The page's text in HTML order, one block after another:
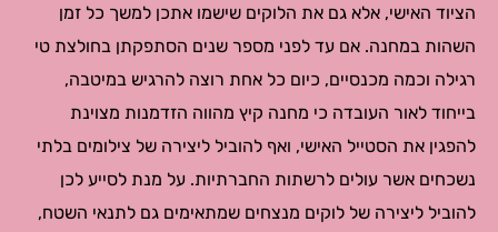
הציוד האישי, אלא גם את הלוקים שישמו אתכן למשך כל זמן
השהות במחנה. אם עד לפני מספר שנים הסתפקתן בחולצת טי
רגילה וכמה מכנסיים, כיום כל אחת רוצה להרגיש במיטבה,
בייחוד לאור העובדה כי מחנה קיץ מהווה הזדמנות מצוינת
להפגין את הסטייל האישי, ואף להוביל ליצירה של צילומים בלתי
נשכחים אשר עולים לרשתות החברתיות. על מנת לסייע לכן
להוביל ליצירה של לוקים מנצחים שמתאימים גם לתנאי השטח,